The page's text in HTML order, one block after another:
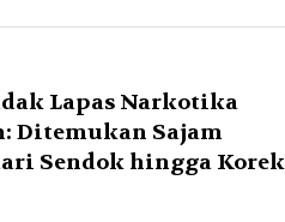
Lapas Narkotika
Ditemukan Sajam
Sendok hingga Korek